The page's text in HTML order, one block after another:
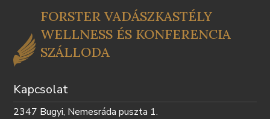
FORSTER VADÁSZKASTÉLY
WELLNESS ÉS KONFERENCIA
SZÁLLODA
Kapcsolat
2347 Bugyi, Nemesráda puszta 1.